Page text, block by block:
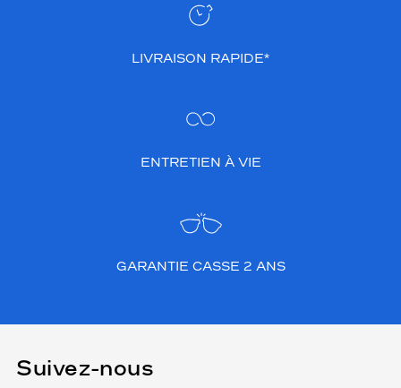
LIVRAISON RAPIDE*
ENTRETIEN À VIE
GARANTIE CASSE 2 ANS
Suivez-nous